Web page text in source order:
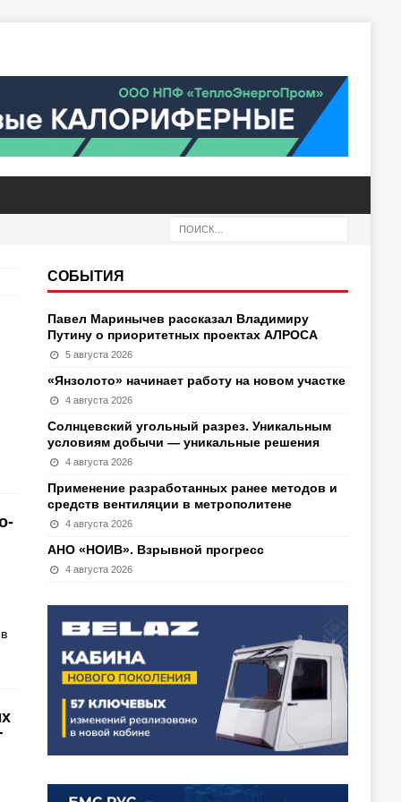
СОБЫТИЯ
Павел Маринычев рассказал Владимиру
Путину о приоритетных проектах АЛРОСА
5 августа 2026
«Янзолото» начинает работу на новом участке
4 августа 2026
Солнцевский угольный разрез. Уникальным
условиям добычи — уникальные решения
4 августа 2026
Применение разработанных ранее методов и
средств вентиляции в метрополитене
4 августа 2026
АНО «НОИВ». Взрывной прогресс
4 августа 2026